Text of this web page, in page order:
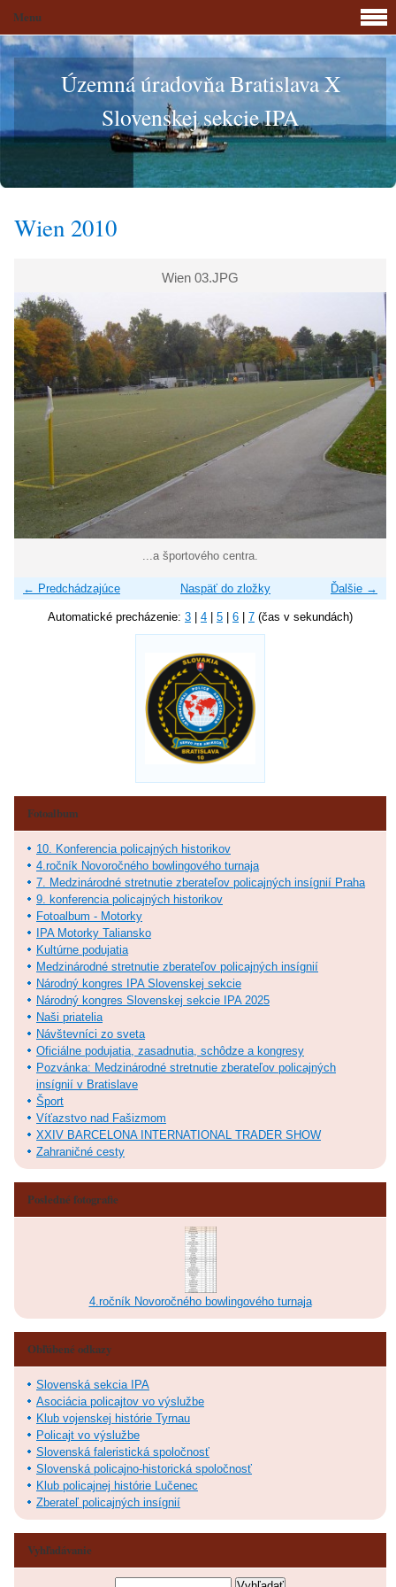
Územná úradovňa Bratislava X
Slovenskej sekcie IPA
Wien 2010
Wien 03.JPG
...a športového centra.
← Predchádzajúce Ďalšie →
Naspäť do zložky
Automatické precházenie: 3 4 5 6 7 (čas v sekundách)
Menu
Fotoalbum
10. Konferencia policajných historikov
4.ročník Novoročného bowlingového turnaja
7. Medzinárodné stretnutie zberateľov policajných insígnií Praha
9. konferencia policajných historikov
Fotoalbum - Motorky
IPA Motorky Taliansko
Kultúrne podujatia
Medzinárodné stretnutie zberateľov policajných insígnií
Národný kongres IPA Slovenskej sekcie
Národný kongres Slovenskej sekcie IPA 2025
Naši priatelia
Návštevníci zo sveta
Oficiálne podujatia, zasadnutia, schôdze a kongresy
Pozvánka: Medzinárodné stretnutie zberateľov policajných
insígnií v Bratislave
Šport
Víťazstvo nad Fašizmom
XXIV BARCELONA INTERNATIONAL TRADER SHOW
Zahraničné cesty
Posledné fotografie
4.ročník Novoročného bowlingového turnaja
Obľúbené odkazy
Slovenská sekcia IPA
Asociácia policajtov vo výslužbe
Klub vojenskej histórie Tyrnau
Policajt vo výslužbe
Slovenská faleristická spoločnosť
Slovenská policajno-historická spoločnosť
Klub policajnej histórie Lučenec
Zberateľ policajných insígnií
Vyhľadávanie